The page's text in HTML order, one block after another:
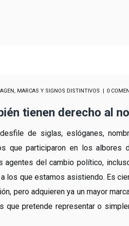
, MARCAS Y SIGNOS DISTINTIVOS 0
tienen derecho al
de siglas, eslóganes,
que participaron en los albores
del cambio político,
los que estamos asistiendo. Es
pero adquieren ya un mayor
pretende representar o